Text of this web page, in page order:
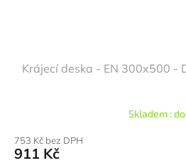
Krájecí deska - EN 300x500 -
Skladem :
753 Kč bez DPH
911 Kč